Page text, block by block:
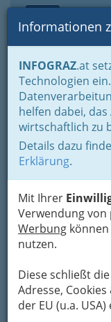
Informationen
INFOGRAZ.at
Technologien
helfen dabei,
wirtschaftlich zu
Details dazu
Erklärung.
Mit Ihrer
Verwendung von
Werbung können
nutzen.
Diese schließt
Adresse,
der EU (u.a. USA)
Home Branchen
Handel in Graz
Eisen- und
Acitvia
Sporgasse 25,
+43 316 816
+43 316 811
Karte
Adresse mit